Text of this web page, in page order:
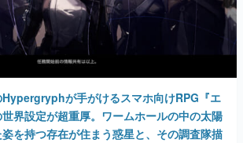
Hypergryphが手がけるスマホ向けRPG『エ
界設定が超重厚。ワームホールの中の太陽
を持つ存在が住まう惑星と、その調査隊描